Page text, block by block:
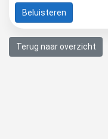
Beluisteren
Terug naar overzicht